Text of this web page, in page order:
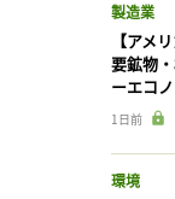
製造業
【アメ
要鉱物
ーエコ
1日前
環境